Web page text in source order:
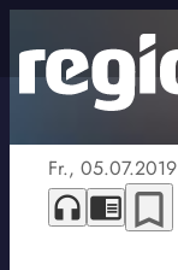
Fr., 05.07.2019
headphones chrome_reader_mode bookmark_border